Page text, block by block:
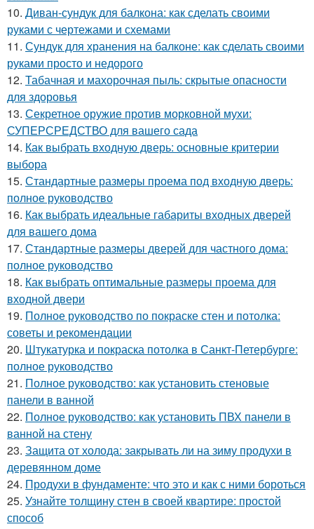
10. Диван-сундук для балкона: как сделать своими
руками с чертежами и схемами
11. Сундук для хранения на балконе: как сделать своими
руками просто и недорого
12. Табачная и махорочная пыль: скрытые опасности
для здоровья
13. Секретное оружие против морковной мухи:
СУПЕРСРЕДСТВО для вашего сада
14. Как выбрать входную дверь: основные критерии
выбора
15. Стандартные размеры проема под входную дверь:
полное руководство
16. Как выбрать идеальные габариты входных дверей
для вашего дома
17. Стандартные размеры дверей для частного дома:
полное руководство
18. Как выбрать оптимальные размеры проема для
входной двери
19. Полное руководство по покраске стен и потолка:
советы и рекомендации
20. Штукатурка и покраска потолка в Санкт-Петербурге:
полное руководство
21. Полное руководство: как установить стеновые
панели в ванной
22. Полное руководство: как установить ПВХ панели в
ванной на стену
23. Защита от холода: закрывать ли на зиму продухи в
деревянном доме
24. Продухи в фундаменте: что это и как с ними бороться
25. Узнайте толщину стен в своей квартире: простой
способ